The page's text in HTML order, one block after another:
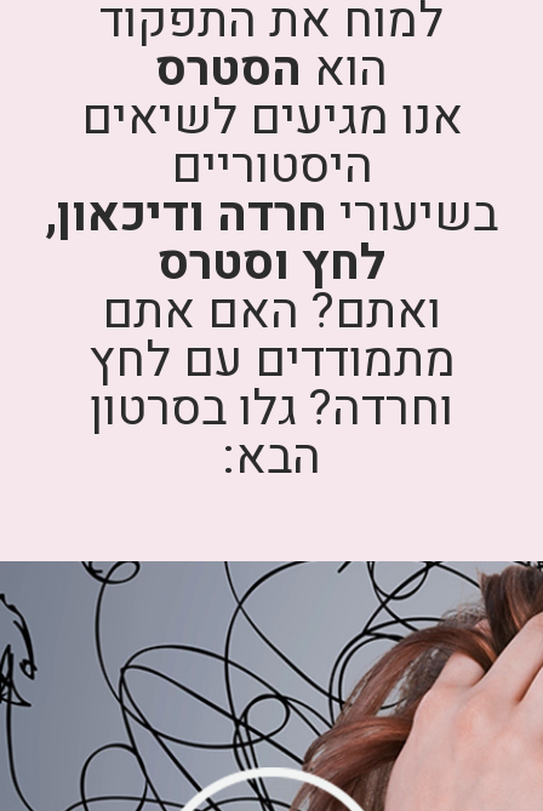
למוח את התפקוד
הוא הסטרס
אנו מגיעים לשיאים
היסטוריים
בשיעורי חרדה ודיכאון,
לחץ וסטרס
ואתם? האם אתם
מתמודדים עם לחץ
וחרדה? גלו בסרטון
הבא: